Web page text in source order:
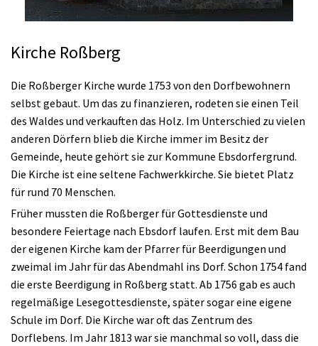
Kirche Roßberg
Die Roßberger Kirche wurde 1753 von den Dorfbewohnern
selbst gebaut. Um das zu finanzieren, rodeten sie einen Teil
des Waldes und verkauften das Holz. Im Unterschied zu vielen
anderen Dörfern blieb die Kirche immer im Besitz der
Gemeinde, heute gehört sie zur Kommune Ebsdorfergrund.
Die Kirche ist eine seltene Fachwerkkirche. Sie bietet Platz
für rund 70 Menschen.
Früher mussten die Roßberger für Gottesdienste und
besondere Feiertage nach Ebsdorf laufen. Erst mit dem Bau
der eigenen Kirche kam der Pfarrer für Beerdigungen und
zweimal im Jahr für das Abendmahl ins Dorf. Schon 1754 fand
die erste Beerdigung in Roßberg statt. Ab 1756 gab es auch
regelmäßige Lesegottesdienste, später sogar eine eigene
Schule im Dorf. Die Kirche war oft das Zentrum des
Dorflebens. Im Jahr 1813 war sie manchmal so voll, dass die